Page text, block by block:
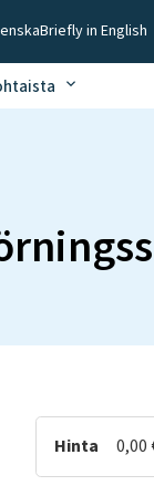
Briefly in English
Hinta 0,00